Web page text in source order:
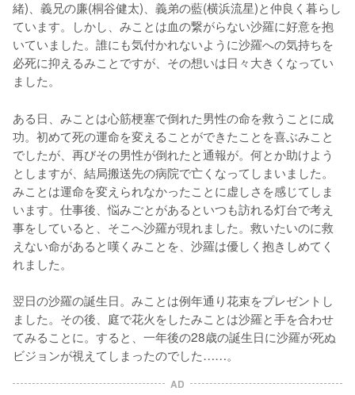
緒)、義兄の廉(桐谷健太)、義弟の藍(横浜流星)と仲良く暮らし
ています。しかし、みことは血の繋がらない沙羅に好意を抱
いていました。誰にも気付かれないように沙羅への気持ちを
必死に抑えるみことですが、その想いは日々大きくなってい
ました。
ある日、みことは心筋梗塞で倒れた男性の命を救うことに成
功。初めて死の運命を変えることができたことを喜ぶみこと
でしたが、再びその男性が倒れたと通報が。何とか助けよう
としますが、結局搬送先の病院で亡くなってしまいました。
みことは運命を変えられなかったことに虚しさを感じてしま
います。仕事後、悩みごとがあるといつも訪れる灯台で考え
事をしていると、そこへ沙羅が現れました。救いたいのに救
えない命があると嘆くみことを、沙羅は優しく抱きしめてく
れました。
翌日の沙羅の誕生日。みことは例年通り花束をプレゼントし
ました。その後、庭で花火をしたみことは沙羅と手を合わせ
てみることに。すると、一年後の28歳の誕生日に沙羅が死ぬ
ビジョンが視えてしまったのでした……。
AD